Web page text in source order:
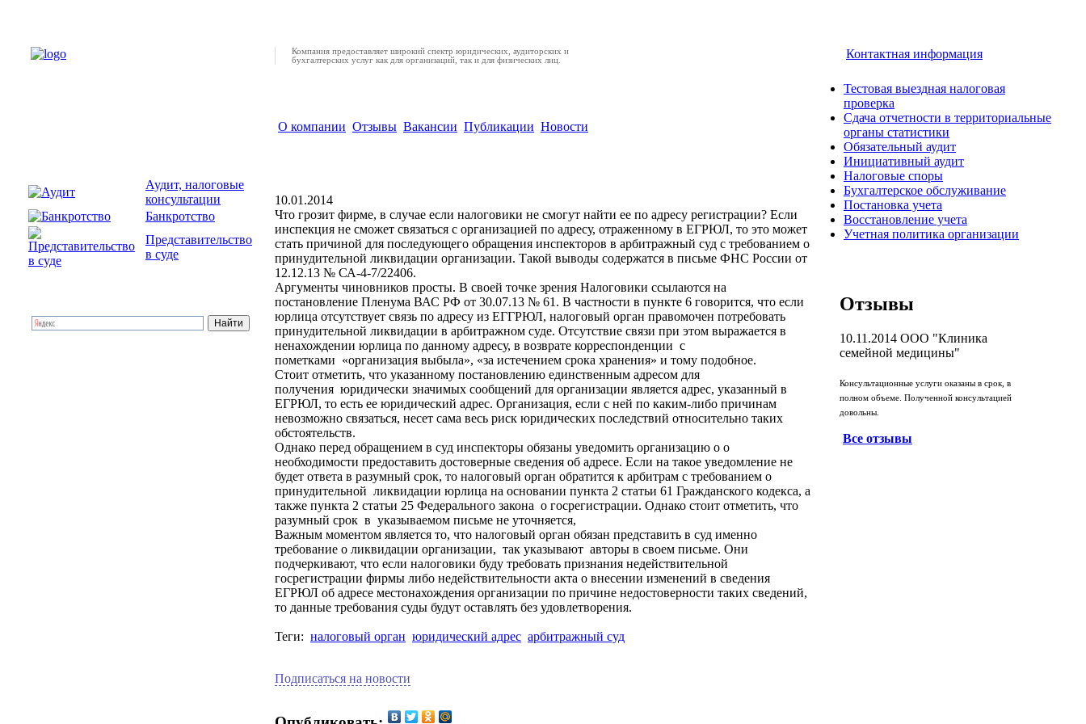
Аудит, налоговые
консультации
Банкротство
Представительство
в суде
Компания предоставляет широкий спектр юридических, аудиторских и
бухгалтерских услуг как для организаций, так и для физических лиц.
О компании Отзывы Вакансии Публикации Новости
10.01.2014
Что грозит фирме, в случае если налоговики не смогут найти ее по адресу регистрации? Если
инспекция не сможет связаться с организацией по адресу, отраженному в ЕГРЮЛ, то это может
стать причиной для последующего обращения инспекторов в арбитражный суд с требованием о
принудительной ликвидации организации. Такой выводы содержатся в письме ФНС России от
12.12.13 № СА-4-7/22406.
Аргументы чиновников просты. В своей точке зрения Налоговики ссылаются на
постановление Пленума ВАС РФ от 30.07.13 № 61. В частности в пункте 6 говорится, что если
юрлица отсутствует связь по адресу из ЕГГРЮЛ, налоговый орган правомочен потребовать
принудительной ликвидации в арбитражном суде. Отсутствие связи при этом выражается в
ненахождении юрлица по данному адресу, в возврате корреспонденции с
пометками «организация выбыла», «за истечением срока хранения» и тому подобное.
Стоит отметить, что указанному постановлению единственным адресом для
получения юридически значимых сообщений для организации является адрес, указанный в
ЕГРЮЛ, то есть ее юридический адрес. Организация, если с ней по каким-либо причинам
невозможно связаться, несет сама весь риск юридических последствий относительно таких
обстоятельств.
Однако перед обращением в суд инспекторы обязаны уведомить организацию о о
необходимости предоставить достоверные сведения об адресе. Если на такое уведомление не
будет ответа в разумный срок, то налоговый орган обратится к арбитрам с требованием о
принудительной ликвидации юрлица на основании пункта 2 статьи 61 Гражданского кодекса, а
также пункта 2 статьи 25 Федерального закона о госрегистрации. Однако стоит отметить, что
разумный срок в указываемом письме не уточняется,
Важным моментом является то, что налоговый орган обязан представить в суд именно
требование о ликвидации организации, так указывают авторы в своем письме. Они
подчеркивают, что если налоговики буду требовать признания недействительной
госрегистрации фирмы либо недействительности акта о внесении изменений в сведения
ЕГРЮЛ об адресе местонахождения организации по причине недостоверности таких сведений,
то данные требования суды будут оставлять без удовлетворения.
Теги: налоговый орган юридический адрес арбитражный суд
Подписаться на новости
Контактная информация
Тестовая выездная налоговая
проверка
Сдача отчетности в территориальные
органы статистики
Обязательный аудит
Инициативный аудит
Налоговые споры
Бухгалтерское обслуживание
Постановка учета
Восстановление учета
Учетная политика организации
Отзывы
10.11.2014 ООО "Клиника
семейной медицины"
Консультационные услуги оказаны в срок, в
полном объеме. Полученной консультацией
довольны.
Все отзывы